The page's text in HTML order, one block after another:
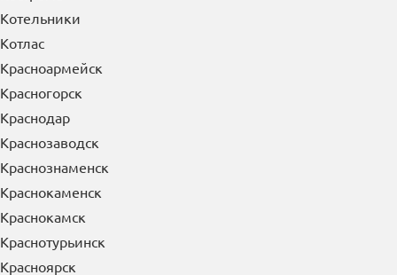
Когалым
Коломна
Комсомольск-на-Амуре
Копейск
Королев
Королёв
Кострома
Котельники
Котлас
Красноармейск
Красногорск